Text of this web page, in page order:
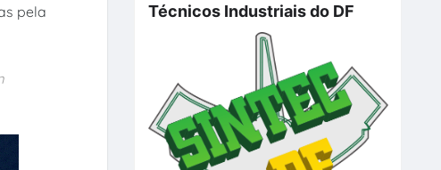
pela
Técnicos Industriais do DF